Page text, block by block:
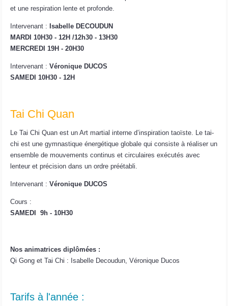
et une respiration lente et profonde.
Intervenant :Isabelle DECOUDUN
MARDI 10H30 - 12H /12h30 - 13H30
MERCREDI 19H - 20H30
Intervenant :Véronique DUCOS
SAMEDI 10H30 - 12H
Tai Chi Quan
Le Tai Chi Quan est un Art martial interne d’inspiration taoïste. Le tai-
chi est une gymnastique énergétique globale qui consiste à réaliser un
ensemble de mouvements continus et circulaires exécutés avec
lenteur et précision dans un ordre préétabli.
Intervenant :Véronique DUCOS
Cours :
SAMEDI 9h - 10H30
Nos animatrices diplômées :
Qi Gong et Tai Chi : Isabelle Decoudun, Véronique Ducos
Tarifs à l'année :